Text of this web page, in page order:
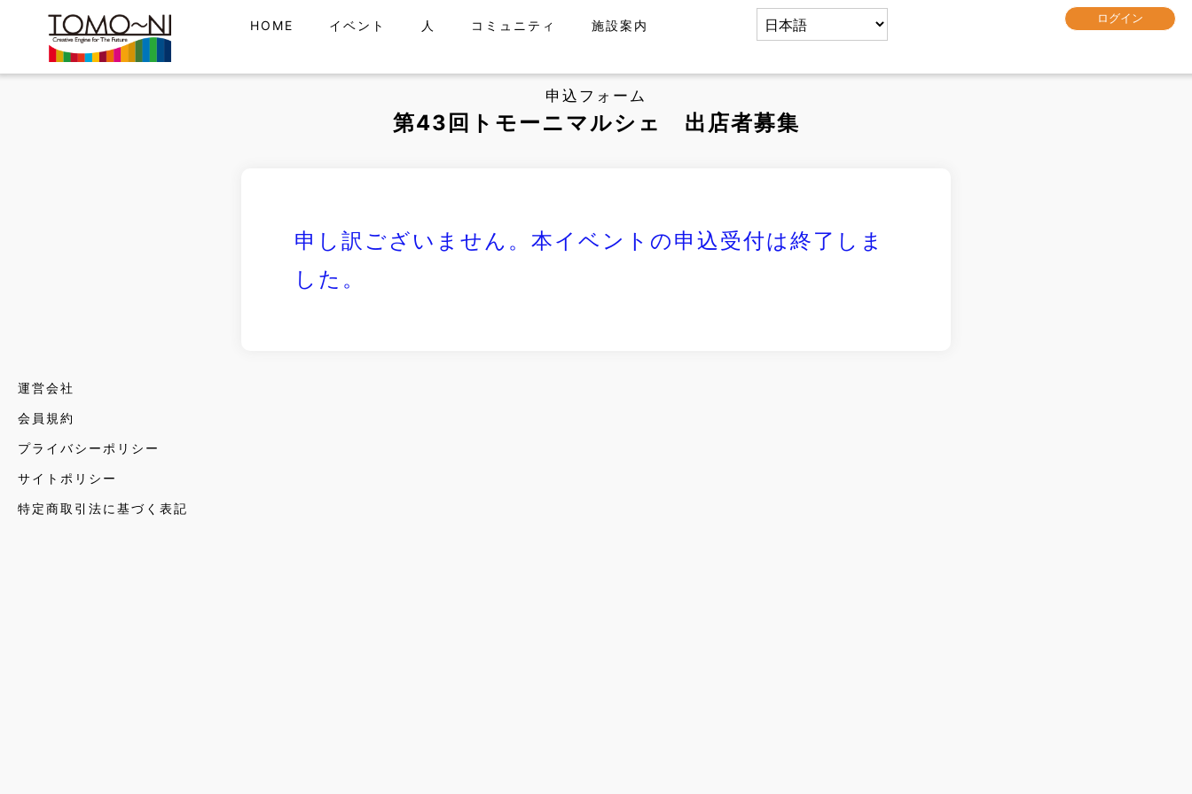
HOME イベント 人 コミュニティ 施設案内
申込フォーム
第43回トモーニマルシェ 出店者募集
申し訳ございません。本イベントの申込受付は終了しま
した。
運営会社
会員規約
プライバシーポリシー
サイトポリシー
特定商取引法に基づく表記